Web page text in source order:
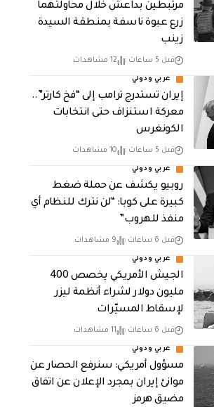
مرتبطين بداعش خلال محاولتهما
زرع عبوة ناسفة بمنطقة السيدة
زينب
قبل 5 ساعات 12 مشاهدات
عربي ودولي
إيران تستدرج ترامب إلى “فخ كارتر”..
معركة استنزاف حتى انتخابات
الكونغرس
قبل 5 ساعات 10 مشاهدات
عربي ودولي
روبيو يكشف عن حملة ضغط
كبيرة على كوبا: “لن نترك للنظام أي
منفذ للهروب”
قبل 6 ساعات 9 مشاهدات
عربي ودولي
الجيش الأمريكي يخصص 400
مليون دولار لشراء أنظمة ليزر
لإسقاط المسيّرات
قبل 6 ساعات 11 مشاهدات
عربي ودولي
مسؤول أمريكي: سنرفع الحصار عن
موانئ إيران بمجرد الإعلان عن اتفاق
مضيق هرمز